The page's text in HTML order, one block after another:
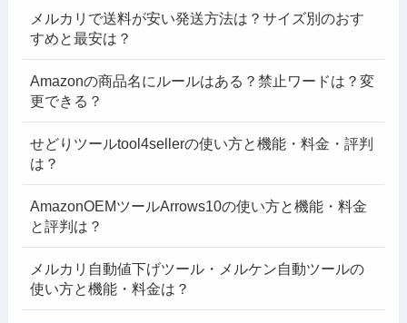
メルカリで送料が安い発送方法は？サイズ別のおす
すめと最安は？
Amazonの商品名にルールはある？禁止ワードは？変
更できる？
せどりツールtool4sellerの使い方と機能・料金・評判
は？
AmazonOEMツールArrows10の使い方と機能・料金
と評判は？
メルカリ自動値下げツール・メルケン自動ツールの
使い方と機能・料金は？